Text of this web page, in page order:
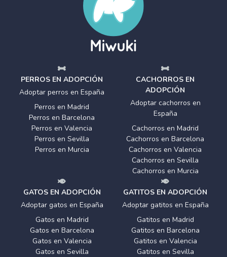
PERROS EN ADOPCIÓN
Adoptar perros en España
Perros en Madrid
Perros en Barcelona
Perros en Valencia
Perros en Sevilla
Perros en Murcia
CACHORROS EN
ADOPCIÓN
Adoptar cachorros en
España
Cachorros en Madrid
Cachorros en Barcelona
Cachorros en Valencia
Cachorros en Sevilla
Cachorros en Murcia
GATOS EN ADOPCIÓN
Adoptar gatos en España
Gatos en Madrid
Gatos en Barcelona
Gatos en Valencia
Gatos en Sevilla
GATITOS EN ADOPCIÓN
Adoptar gatitos en España
Gatitos en Madrid
Gatitos en Barcelona
Gatitos en Valencia
Gatitos en Sevilla